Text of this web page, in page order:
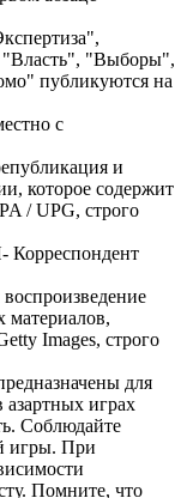
"Власть", "Выборы",
публикуются на
с
и
которое содержит
/ UPG, строго
Корреспондент
материалов,
Images, строго
для
азартных играх
Соблюдайте
игры. При
Помните, что